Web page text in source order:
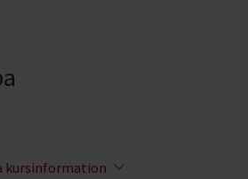
kursinformation